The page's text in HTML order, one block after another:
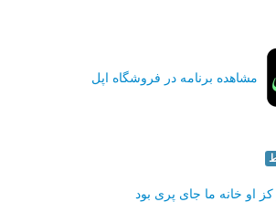
مشاهده برنامه در فروشگاه اپل
کز او خانه ما جای پری بود